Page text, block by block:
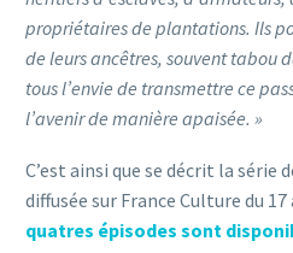
propriétaires de plantations. Ils
de leurs ancêtres, souvent tabou
tous l’envie de transmettre ce
l’avenir de manière apaisée. »
C’est ainsi que se décrit la série
diffusée sur France Culture du
quatres épisodes sont